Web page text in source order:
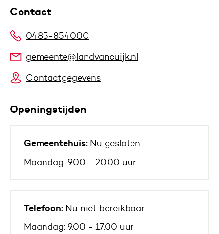
Contact
0485-854000
gemeente@landvancuijk.nl
Contactgegevens
Openingstijden
Gemeentehuis: Nu gesloten.
Maandag: 9.00 - 20.00 uur
Telefoon: Nu niet bereikbaar.
Maandag: 9.00 - 17.00 uur